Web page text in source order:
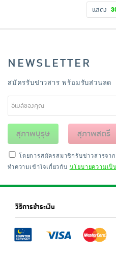
แสดง
NEWSLETTER
สมัครรับข่าวสาร พร้อมรับส่วนลด
สุภาพบุรุษ สุภาพสตรี
โดยการสมัครสมาชิกรับข่าวสารจา
ทำความเข้าใจเกี่ยวกับ นโยบายความเป็
วิธีการชำระเงิน